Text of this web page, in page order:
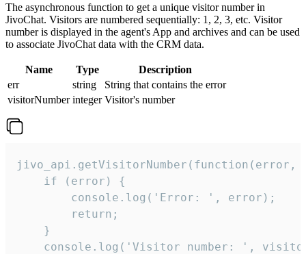
The asynchronous function to get a unique visitor number in
JivoChat. Visitors are numbered sequentially: 1, 2, 3, etc. Visitor
number is displayed in the agent's App and archives and can be used
to associate JivoChat data with the CRM data.
Name Type
Description
err
string
String that contains the error
visitorNumber integer Visitor's number
jivo_api.getVisitorNumber(function(error,
    if (error) {
        console.log('Error: ', error);
        return;
    }
console.log('Visitor number: ',